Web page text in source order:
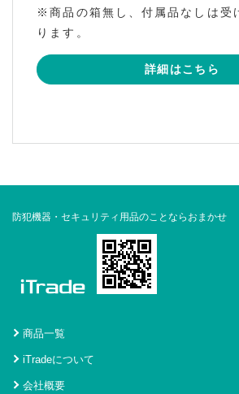
※商品の箱無し、付属品なしは受
ります。
詳細はこちら
防犯機器・セキュリティ用品のことならおまかせ
商品一覧
iTradeについて
会社概要